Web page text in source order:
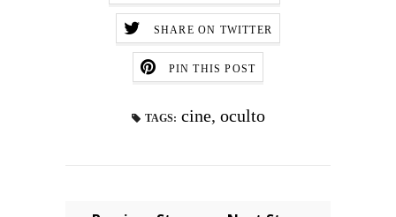
SHARE ON TWITTER
PIN THIS POST
TAGS: cine, oculto